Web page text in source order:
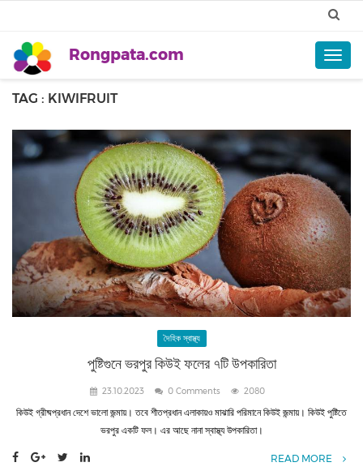
Rongpata.com
TAG : KIWIFRUIT
দৈহিক স্বাস্থ্য
পুষ্টিগুনে ভরপুর কিউই ফলের ৭টি উপকারিতা
23.10.2023 0 Comments 2080
কিউই গ্রীষ্মপ্রধান দেশে ভালো জন্মায়। তবে শীতপ্রধান এলাকায়ও মাঝারি পরিমানে কিউই জন্মায়। কিউই পুষ্টিতে
ভরপুর একটি ফল। এর আছে নানা স্বাস্থ্য উপকারিতা।
READ MORE